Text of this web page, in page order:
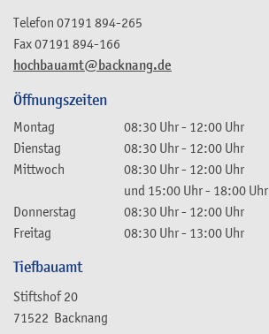
hochbauamt@backnang.de
Telefon 07191 894-265
Fax07191 894-166
Öffnungszeiten
Montag 08:30 Uhr- 12:00 Uhr
Dienstag
08:30 Uhr- 12:00 Uhr
Mittwoch
08:30 Uhr- 12:00 Uhr
und 15:00 Uhr- 18:00 Uhr
Donnerstag
08:30 Uhr- 12:00 Uhr
Freitag
08:30 Uhr- 13:00 Uhr
Tiefbauamt
Stiftshof 20
71522 Backnang